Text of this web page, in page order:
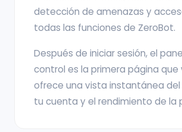
detección de amenazas y
todas las funciones de ZeroBot.
Después de iniciar sesión, el
control es la primera página que
ofrece una vista instantánea
tu cuenta y el rendimiento de la